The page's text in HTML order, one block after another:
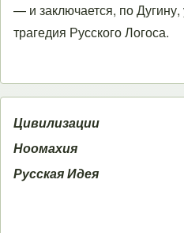
— и заключается, по
трагедия Русского Логоса.
Цивилизации
Ноомахия
Русская Идея